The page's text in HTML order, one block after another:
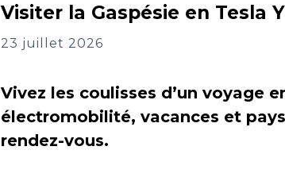
Visiter la Gaspésie en Tesla Y
23 juillet 2026
Vivez les coulisses d’un voyage
électromobilité, vacances et
rendez-vous.